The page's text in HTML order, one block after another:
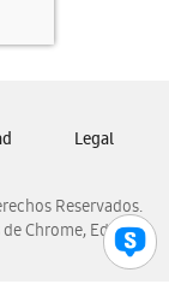
Reservados.
Chrome, Edge,
Legal